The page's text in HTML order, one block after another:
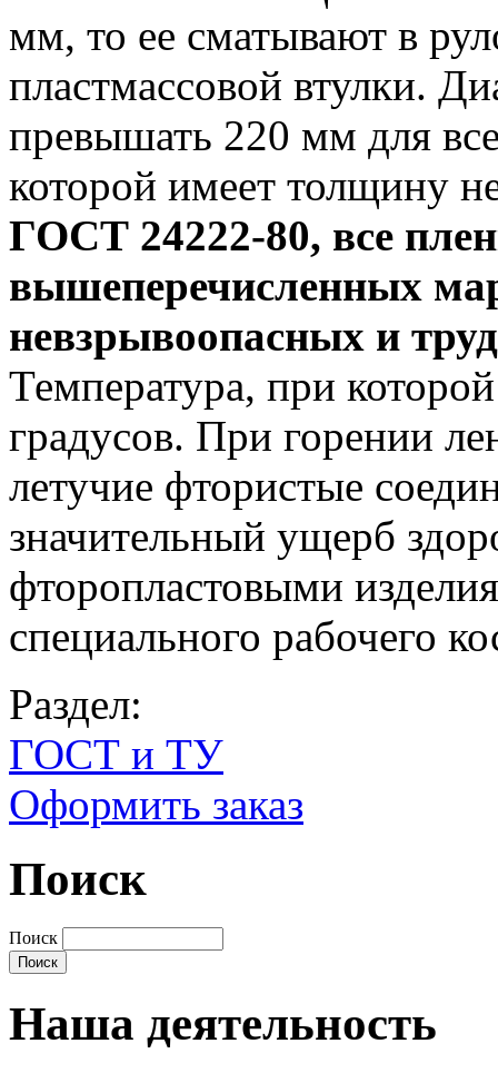
мм, то ее сматывают в
пластмассовой втулки.
превышать 220 мм для
которой имеет толщину
ГОСТ 24222-80, все
вышеперечисленных
невзрывоопасных и
Температура, при
градусов. При горении
летучие фтористые
значительный ущерб
фторопластовыми
специального рабочего
Раздел:
ГОСТ и ТУ
Оформить заказ
Поиск
Поиск
Наша деятельность